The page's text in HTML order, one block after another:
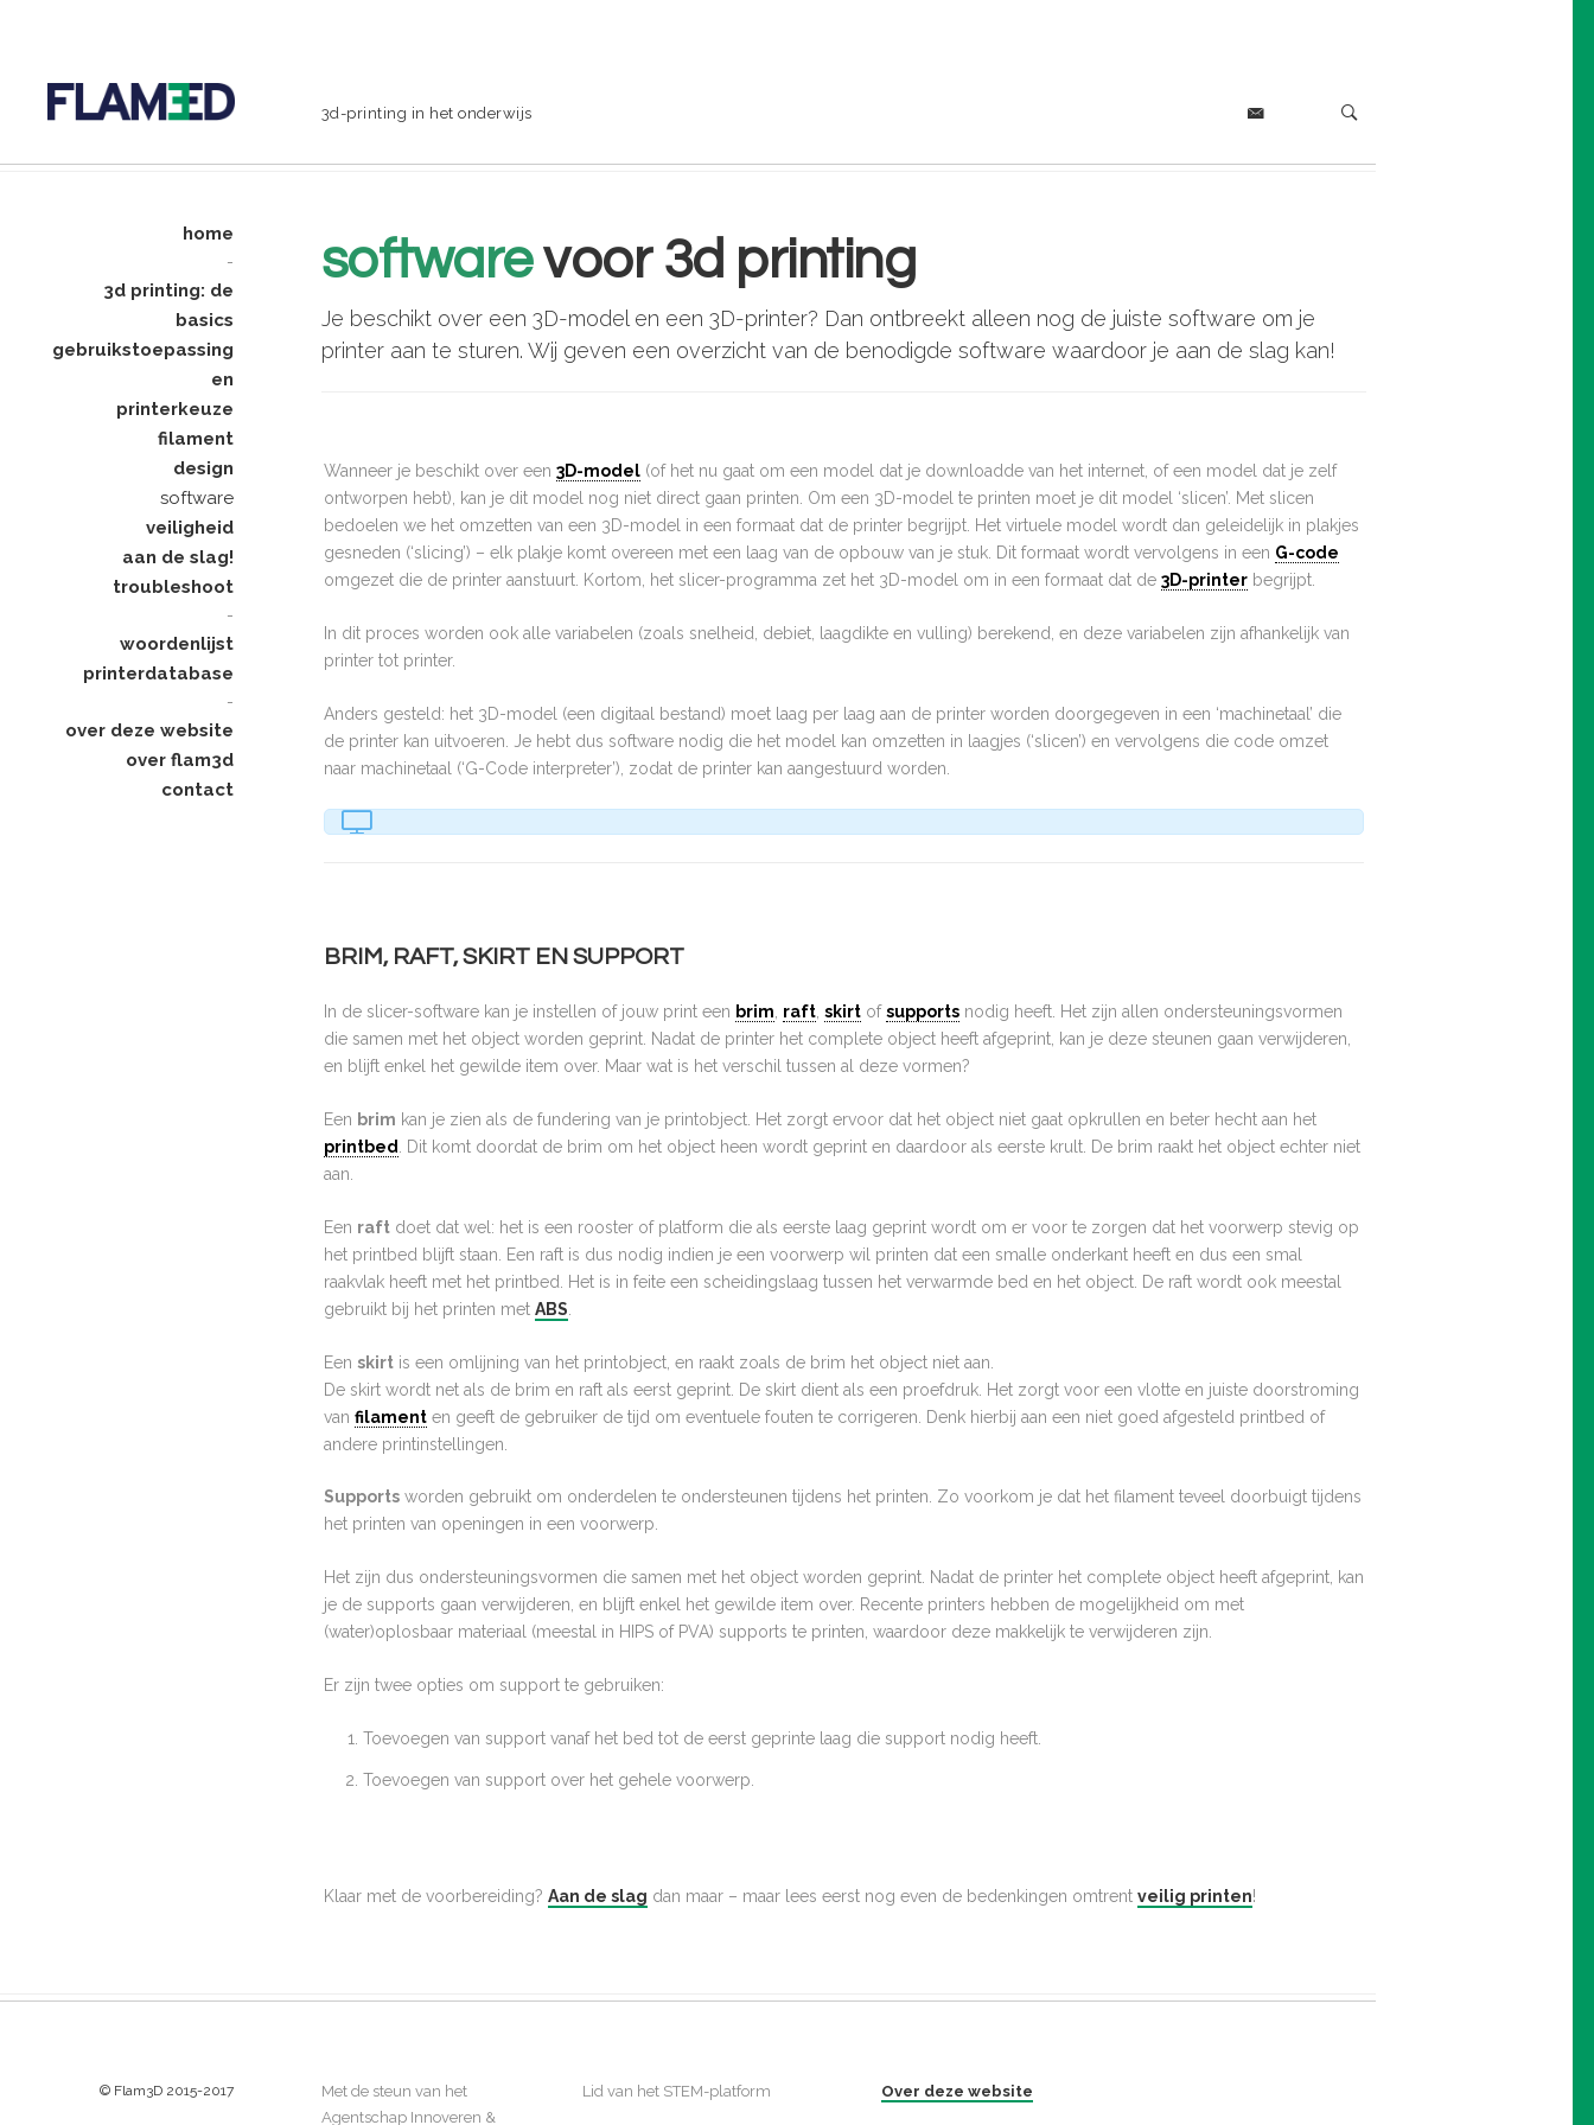
3d-printing in het onderwijs
home
-
3d printing: de
basics
gebruikstoepassing
en
printerkeuze
filament
design
software
veiligheid
aan de slag!
troubleshoot
-
woordenlijst
printerdatabase
-
over deze website
over flam3d
contact
softwarevoor 3d printing
Je beschikt over een 3D-model en een 3D-printer? Dan ontbreekt alleen nog de juiste software om je
printer aan te sturen. Wij geven een overzicht van de benodigde software waardoor je aan de slag kan!
Wanneer je beschikt over een 3D-model(of het nu gaat om een model dat je downloadde van het internet, of een model dat je zelf
ontworpen hebt), kan je dit model nog niet direct gaan printen. Om een 3D-model te printen moet je dit model ‘slicen’. Met slicen
bedoelen we het omzetten van een 3D-model in een formaat dat de printer begrijpt. Het virtuele model wordt dan geleidelijk in plakjes
gesneden (‘slicing’) – elk plakje komt overeen met een laag van de opbouw van je stuk. Dit formaat wordt vervolgens in een G-code
omgezet die de printer aanstuurt. Kortom, het slicer-programma zet het 3D-model om in een formaat dat de 3D-printerbegrijpt.
In dit proces worden ook alle variabelen (zoals snelheid, debiet, laagdikte en vulling) berekend, en deze variabelen zijn afhankelijk van
printer tot printer.
Anders gesteld: het 3D-model (een digitaal bestand) moet laag per laag aan de printer worden doorgegeven in een ‘machinetaal’ die
de printer kan uitvoeren. Je hebt dus software nodig die het model kan omzetten in laagjes (‘slicen’) en vervolgens die code omzet
naar machinetaal (‘G-Code interpreter’), zodat de printer kan aangestuurd worden.
BRIM, RAFT, SKIRT EN SUPPORT
In de slicer-software kan je instellen of jouw print een brim raft, skirtofsupportsnodig heeft. Het zijn allen ondersteuningsvormen
die samen met het object worden geprint. Nadat de printer het complete object heeft afgeprint, kan je deze steunen gaan verwijderen,
en blijft enkel het gewilde item over. Maar wat is het verschil tussen al deze vormen?
Een brim kan je zien als de fundering van je printobject. Het zorgt ervoor dat het object niet gaat opkrullen en beter hecht aan het
printbed
. Dit komt doordat de brim om het object heen wordt geprint en daardoor als eerste krult. De brim raakt het object echter niet
aan.
Een raftdoet dat wel: het is een rooster of platform die als eerste laag geprint wordt om er voor te zorgen dat het voorwerp stevig op
het printbed blijft staan. Een raft is dus nodig indien je een voorwerp wil printen dat een smalle onderkant heeft en dus een smal
raakvlak heeft met het printbed. Het is in feite een scheidingslaag tussen het verwarmde bed en het object. De raft wordt ook meestal
gebruikt bij het printen met ABS
Een skirtis een omlijning van het printobject, en raakt zoals de brim het object niet aan.
De skirt wordt net als de brim en raft als eerst geprint. De skirt dient als een proefdruk. Het zorgt voor een vlotte en juiste doorstroming
van filamenten geeft de gebruiker de tijd om eventuele fouten te corrigeren. Denk hierbij aan een niet goed afgesteld printbed of
andere printinstellingen.
Supportsworden gebruikt om onderdelen te ondersteunen tijdens het printen. Zo voorkom je dat het filament teveel doorbuigt tijdens
het printen van openingen in een voorwerp.
Het zijn dus ondersteuningsvormen die samen met het object worden geprint. Nadat de printer het complete object heeft afgeprint, kan
je de supports gaan verwijderen, en blijft enkel het gewilde item over. Recente printers hebben de mogelijkheid om met
(water)oplosbaar materiaal (meestal in HIPS of PVA) supports te printen, waardoor deze makkelijk te verwijderen zijn.
Er zijn twee opties om support te gebruiken:
Toevoegen van support vanaf het bed tot de eerst geprinte laag die support nodig heeft.
Toevoegen van support over het gehele voorwerp.
Klaar met de voorbereiding? Aan de slag dan maar – maar lees eerst nog even de bedenkingen omtrent veilig printen!
© Flam3D 2015-2017
Met de steun van het
Agentschap Innoveren &
Lid van het STEM-platform Over deze website